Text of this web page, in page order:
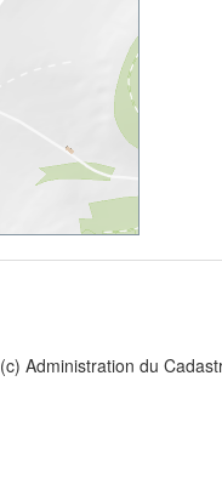
(c) Administration du